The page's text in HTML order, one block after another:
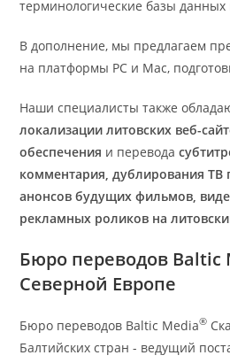
терминологические базы данных
В дополнение, мы предлагаем
на платформы PC и Mac,
Наши специалисты также
локализации литовских веб-
обеспечения и перевода
комментария , дублирования
анонсов будущих фильмов,
рекламных роликов на
Бюро переводов Baltic
Северной Европе
Бюро переводов Baltic Media®
Балтийских стран - ведущий